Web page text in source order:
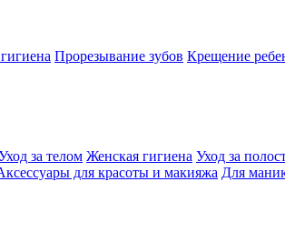
Прорезывание зубов Крещение
за телом Женская гигиена Уход за
для красоты и макияжа Для